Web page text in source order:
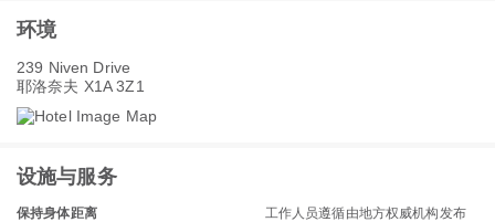
环境
239 Niven Drive
耶洛奈夫 X1A 3Z1
设施与服务
保持身体距离
工作人员遵循由地方权威机构发布